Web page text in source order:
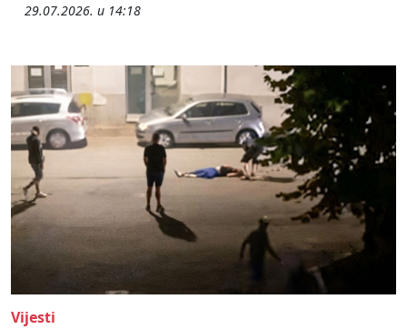
29.07.2026. u 14:18
Vijesti